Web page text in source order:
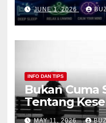
JUNE 1, 2026
INFO DAN TIPS
Bukan Cuma
Tentang
MAY 11, 2026